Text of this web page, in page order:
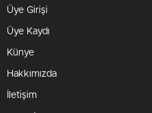
Üye Girişi
Üye Kaydı
Künye
Hakkımızda
İletişim